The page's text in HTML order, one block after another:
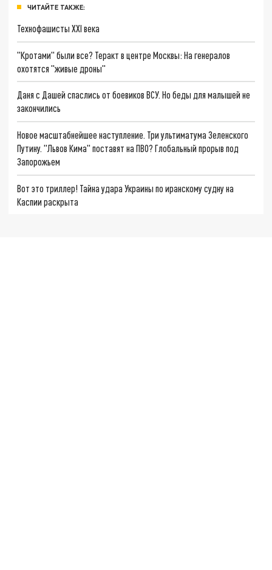
ЧИТАЙТЕ ТАКЖЕ:
Технофашисты XXI века
"Кротами" были все? Теракт в центре Москвы: На генералов
охотятся "живые дроны"
Даня с Дашей спаслись от боевиков ВСУ. Но беды для малышей не
закончились
Новое масштабнейшее наступление. Три ультиматума Зеленского
Путину. "Львов Кима" поставят на ПВО? Глобальный прорыв под
Запорожьем
Вот это триллер! Тайна удара Украины по иранскому судну на
Каспии раскрыта